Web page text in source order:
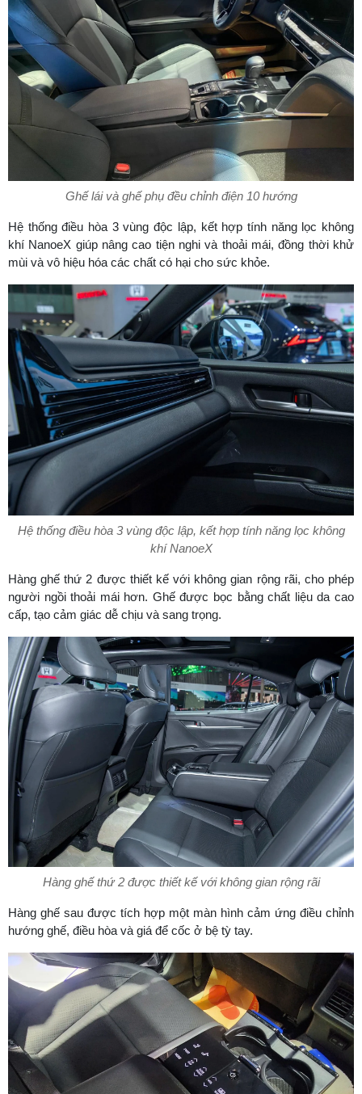
Ghế lái và ghế phụ đều chỉnh điện 10 hướng
Hệ thống điều hòa 3 vùng độc lập, kết hợp tính năng lọc không
khí NanoeX giúp nâng cao tiện nghi và thoải mái, đồng thời khử
mùi và vô hiệu hóa các chất có hại cho sức khỏe.
Hệ thống điều hòa 3 vùng độc lập, kết hợp tính năng lọc không
khí NanoeX
Hàng ghế thứ 2 được thiết kế với không gian rộng rãi, cho phép
người ngồi thoải mái hơn. Ghế được bọc bằng chất liệu da cao
cấp, tạo cảm giác dễ chịu và sang trọng.
Hàng ghế thứ 2 được thiết kế với không gian rộng rãi
Hàng ghế sau được tích hợp một màn hình cảm ứng điều chỉnh
hướng ghế, điều hòa và giá để cốc ở bệ tỳ tay.